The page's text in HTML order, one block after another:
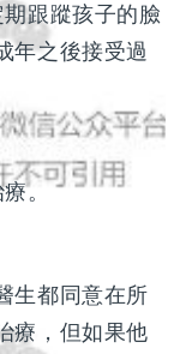
跟蹤孩子的臉
年之後接受過
。
生都同意在所
療，但如果他